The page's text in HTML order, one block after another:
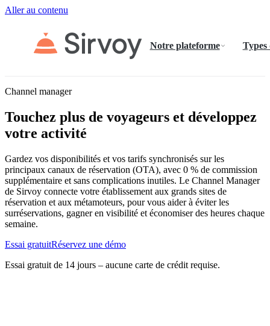
Aller au contenu
Notre plateforme Types
Channel manager
Touchez plus de voyageurs et développez
votre activité
Gardez vos disponibilités et vos tarifs synchronisés sur les
principaux canaux de réservation (OTA), avec 0 % de commission
supplémentaire et sans complications inutiles. Le Channel Manager
de Sirvoy connecte votre établissement aux grands sites de
réservation et aux métamoteurs, pour vous aider à éviter les
surréservations, gagner en visibilité et économiser des heures chaque
semaine.
Essai gratuitRéservez une démo
Essai gratuit de 14 jours – aucune carte de crédit requise.